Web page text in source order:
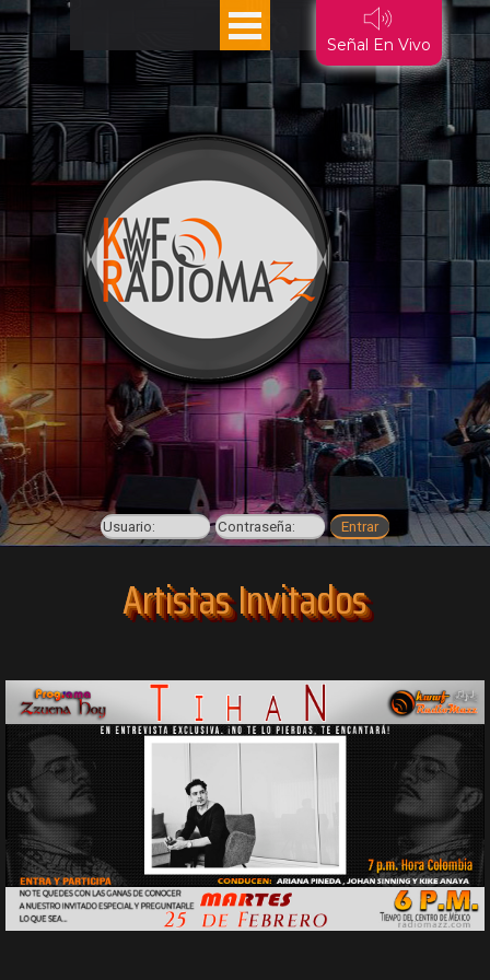
Vaya al Contenido
Señal En Vivo
Saltar menú
Artistas Invitados